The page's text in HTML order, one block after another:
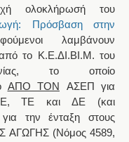
ολοκλήρωσή του
Πρόσβαση στην
λαμβάνουν
από το Κ.Ε.ΔΙ.ΒΙ.Μ. του
το οποίο
ΑΠΟ ΤΟΝ
ΑΣΕΠ για
ΠΕ, ΤΕ και ΔΕ (και
για τηνένταξη στους
ΑΓΩΓΗΣ (Νόμος 4589,